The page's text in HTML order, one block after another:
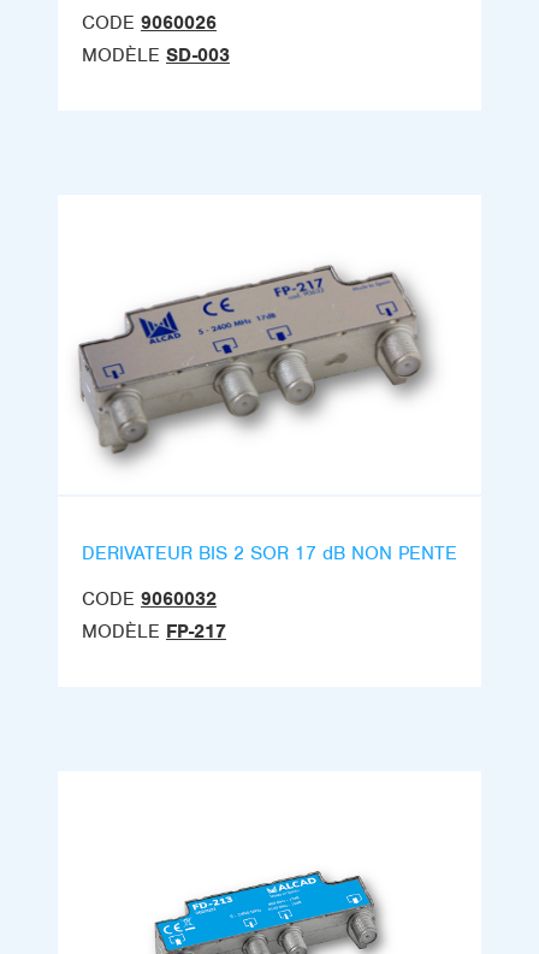
CODE 9060026
MODÈLE SD-003
DERIVATEUR BIS 2 SOR 17 dB NON PENTE
CODE 9060032
MODÈLE FP-217